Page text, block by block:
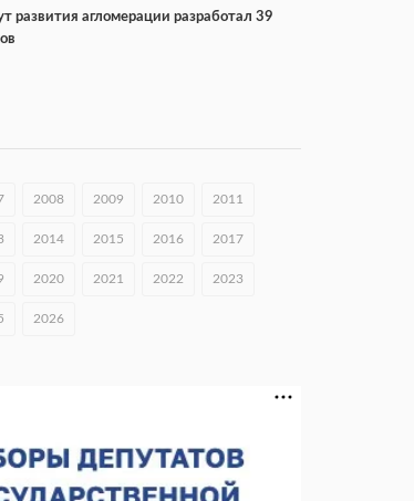
развития агломерации разработал 39
изменят схему движения на въезде в
спустили на воду «Метеор-120Р»
13:48
Новгороде отметили 70-летие Дня
2008 2009 2010 2011
2014 2015 2016 2017
2020 2021 2022 2023
2026